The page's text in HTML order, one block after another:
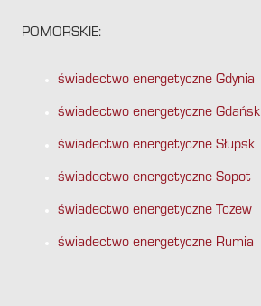
POMORSKIE:
świadectwo energetyczne Gdynia
świadectwo energetyczne Gdańsk
świadectwo energetyczne Słupsk
świadectwo energetyczne Sopot
świadectwo energetyczne Tczew
świadectwo energetyczne Rumia